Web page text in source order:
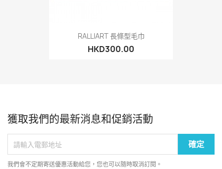
RALLIART 長條型毛巾
HKD300.00
獲取我們的最新消息和促銷活動
我們會不定期寄送優惠活動給您，您也可以隨時取消訂閱。